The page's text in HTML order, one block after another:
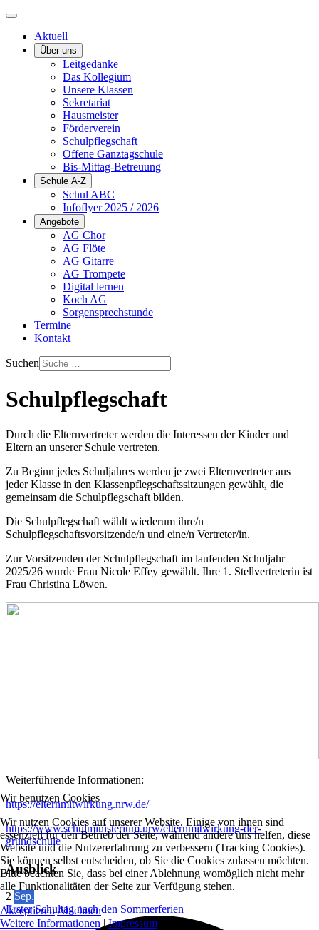
Aktuell
Über uns
Leitgedanke
Das Kollegium
Unsere Klassen
Sekretariat
Hausmeister
Förderverein
Schulpflegschaft
Offene Ganztagschule
Bis-Mittag-Betreuung
Schule A-Z
Schul ABC
Infoflyer 2025 / 2026
Angebote
AG Chor
AG Flöte
AG Gitarre
AG Trompete
Digital lernen
Koch AG
Sorgensprechstunde
Termine
Kontakt
Suchen
Schulpflegschaft
Durch die Elternvertreter werden die Interessen der Kinder und
Eltern an unserer Schule vertreten.
Zu Beginn jedes Schuljahres werden je zwei Elternvertreter aus
jeder Klasse in den Klassenpflegschaftssitzungen gewählt, die
gemeinsam die Schulpflegschaft bilden.
Die Schulpflegschaft wählt wiederum ihre/n
Schulpflegschaftsvorsitzende/n und eine/n Vertreter/in.
Zur Vorsitzenden der Schulpflegschaft im laufenden Schuljahr
2025/26 wurde Frau Nicole Effey gewählt. Ihre 1. Stellvertreterin ist
Frau Christina Löwen.
Weiterführende Informationen:
https://elternmitwirkung.nrw.de/
https://www.schulministerium.nrw/elternmitwirkung-der-
grundschule
Ausblick
2 Sep.
Erster Schultag nach den Sommerferien
Wir benutzen Cookies
Wir nutzen Cookies auf unserer Website. Einige von ihnen sind
essenziell für den Betrieb der Seite, während andere uns helfen, diese
Website und die Nutzererfahrung zu verbessern (Tracking Cookies).
Sie können selbst entscheiden, ob Sie die Cookies zulassen möchten.
Bitte beachten Sie, dass bei einer Ablehnung womöglich nicht mehr
alle Funktionalitäten der Seite zur Verfügung stehen.
AkzeptierenAblehnen
Weitere Informationen |Impressum